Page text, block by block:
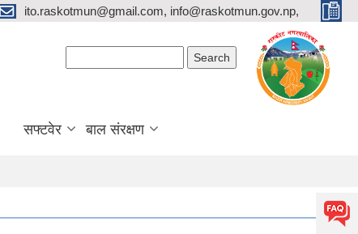
ito.raskotmun@gmail.com, info@raskotmun.gov.np,
सफ्टवेर बाल संरक्षण